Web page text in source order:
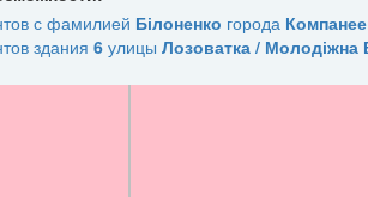
с фамилией Білоненко города
здания 6 улицы Лозоватка / Молодіжна